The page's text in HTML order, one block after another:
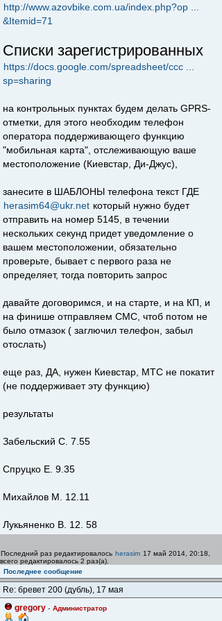
http://www.azovbike.com.ua/index.php?op ...
&Itemid=71
Списки зарегистрированных
https://docs.google.com/spreadsheet/ccc ...
sp=sharing
на контрольных пунктах будем делать GPRS-
отметки, для этого необходим телефон
оператора поддерживающего функцию
"мобильная карта", отслеживающую ваше
местоположение (Киевстар, Ди-Джус),
занесите в ШАБЛОНЫ телефона текст ГДЕ
herasim64@ukr.net который нужно будет
отправить на номер 5145, в течении
нескольких секунд придет уведомление о
вашем местоположении, обязательно
проверьте, бывает с первого раза не
определяет, тогда повторить запрос
давайте договоримся, и на старте, и на КП, и
на финише отправляем СМС, чтоб потом не
было отмазок ( заглючил телефон, забыл
отослать)
еще раз, ДА, нужен Киевстар, МТС не покатит
(не поддерживает эту функцию)
результаты
Забельский С. 7.55
Спруцко Е. 9.35
Михайлов М. 12.11
Лукьяненко В. 12. 58
Последний раз редактировалось herasim 17 май 2014, 20:18,
всего редактировалось 2 раз(а).
Последнее сообщение
Re: бревет 200 (дубль), 17 мая
gregory - Администратор